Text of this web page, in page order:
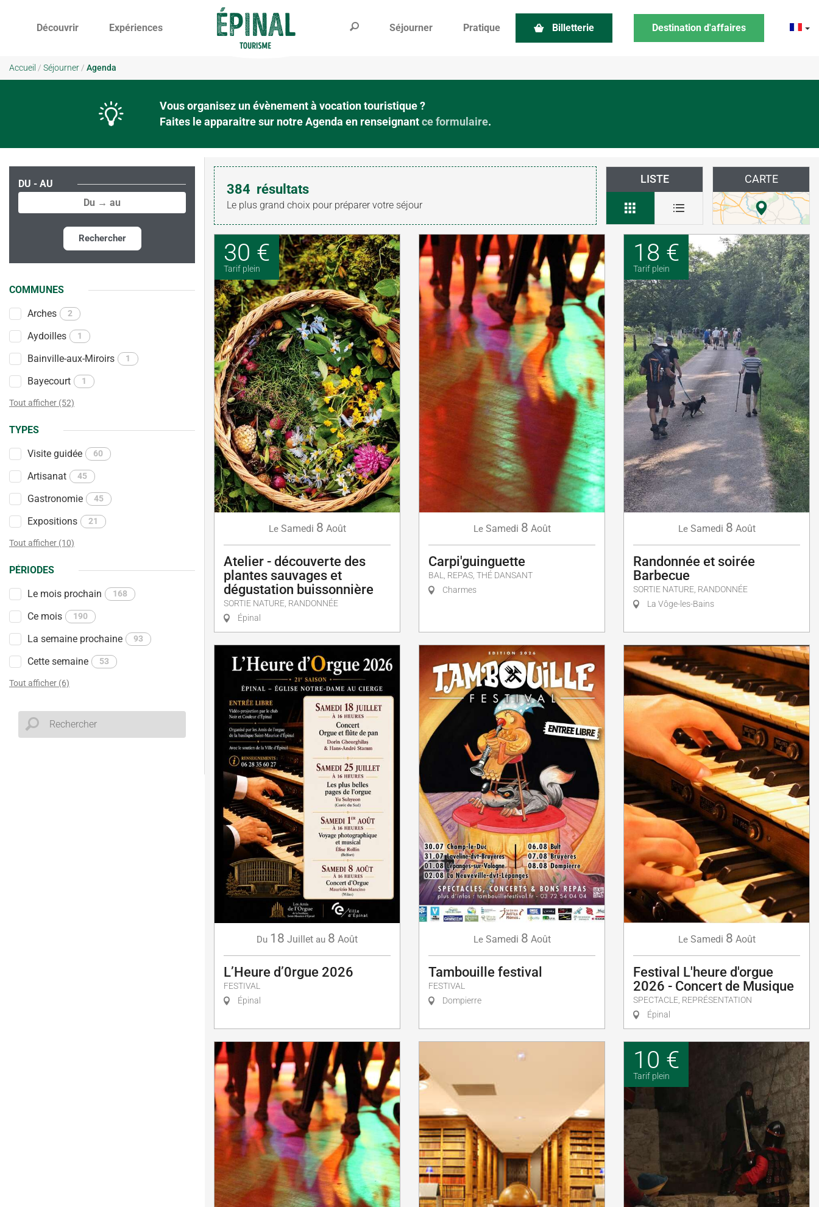
Découvrir Expériences Séjourner Pratique Billetterie Destination d'affaires
Accueil / Séjourner / Agenda
Vous organisez un évènement à vocation touristique ?
Faites le apparaitre sur notre Agenda en renseignantce formulaire.
DU - AU
Rechercher
COMMUNES
Arches 2
Aydoilles 1
Bainville-aux-Miroirs 1
Bayecourt 1
Tout afficher (52)
TYPES
Visite guidée 60
Artisanat 45
Gastronomie 45
Expositions 21
Tout afficher (10)
PÉRIODES
Le mois prochain 168
Ce mois 190
La semaine prochaine 93
Cette semaine 53
Tout afficher (6)
384 résultats
Le plus grand choix pour préparer votre séjour
LISTE CARTE
30 €
Tarif plein
Le Samedi 8 Août
Atelier - découverte des
plantes sauvages et
dégustation buissonnière
SORTIE NATURE, RANDONNÉE
Épinal
Le Samedi 8 Août
Carpi'guinguette
BAL, REPAS, THÉ DANSANT
Charmes
18 €
Tarif plein
Le Samedi 8 Août
Randonnée et soirée
Barbecue
SORTIE NATURE, RANDONNÉE
La Vôge-les-Bains
Du 18 Juillet au 8 Août
L’Heure d’0rgue 2026
FESTIVAL
Épinal
Le Samedi 8 Août
Tambouille festival
FESTIVAL
Dompierre
Le Samedi 8 Août
Festival L'heure d'orgue
2026 - Concert de Musique
SPECTACLE, REPRÉSENTATION
Épinal
10 €
Tarif plein